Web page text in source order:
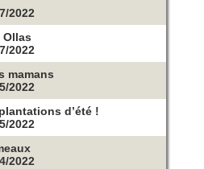
2022
Ollas
2022
mamans
2022
d’été !
2022
2022